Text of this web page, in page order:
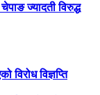
ज्यादती विरुद्ध
विज्ञप्ति